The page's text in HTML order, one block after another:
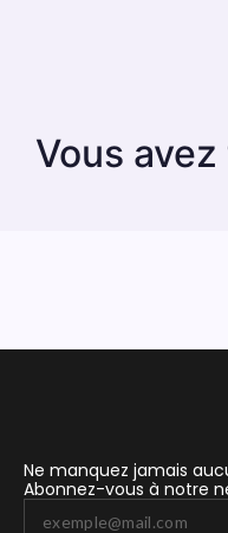
Vous
Ne manquez jamais
Abonnez-vous à notre